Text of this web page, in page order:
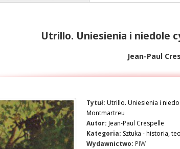
Utrillo. Uniesienia i niedole
Jean-Paul
Tytuł: Utrillo. Uniesienia i
Montmartreu
Autor: Jean-Paul Crespelle
Kategoria: Sztuka - historia,
Wydawnictwo: PIW